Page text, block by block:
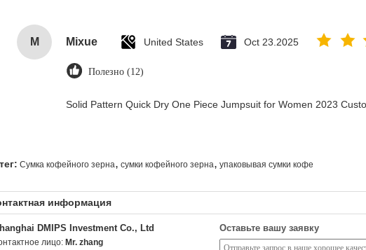
M Mixue United States Oct 23.2025
Полезно (12)
Solid Pattern Quick Dry One Piece Jumpsuit for Women 2023
тег: Сумка кофейного зерна, сумки кофейного зерна, упаковывая сумки кофе
информация
DMIPS Investment Co., Ltd
лицо: Mr. zhang
Оставьте вашу заявку